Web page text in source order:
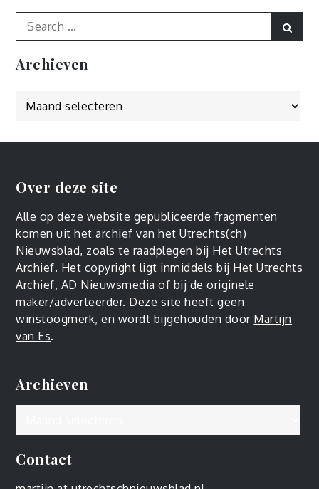
Search
for:
Archieven
Over deze site
Alle op deze website gepubliceerde fragmenten
komen uit het archief van het Utrechts(ch)
Nieuwsblad, zoalste raadplegen bij Het Utrechts
Archief. Het copyright ligt inmiddels bij Het Utrechts
Archief, AD Nieuwsmedia of bij de originele
maker/adverteerder. Deze site heeft geen
winstoogmerk, en wordt bijgehouden door Martijn
van Es.
Archieven
Contact